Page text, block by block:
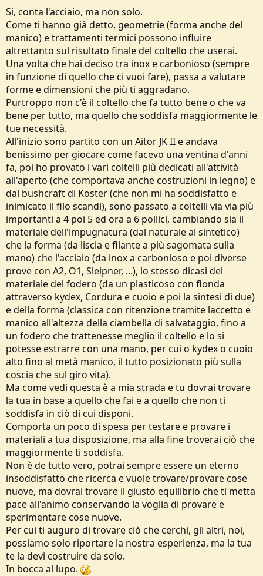
Si, conta l'acciaio, ma non solo.
Come ti hanno già detto, geometrie (forma anche del
manico) e trattamenti termici possono influire
altrettanto sul risultato finale del coltello che userai.
Una volta che hai deciso tra inox e carbonioso (sempre
in funzione di quello che ci vuoi fare), passa a valutare
forme e dimensioni che più ti aggradano.
Purtroppo non c'è il coltello che fa tutto bene o che va
bene per tutto, ma quello che soddisfa maggiormente le
tue necessità.
All'inizio sono partito con un Aitor JK II e andava
benissimo per giocare come facevo una ventina d'anni
fa, poi ho provato i vari coltelli più dedicati all'attività
all'aperto (che comportava anche costruzioni in legno) e
dal bushcraft di Koster (che non mi ha soddisfatto e
inimicato il filo scandi), sono passato a coltelli via via più
importanti a 4 poi 5 ed ora a 6 pollici, cambiando sia il
materiale dell'impugnatura (dal naturale al sintetico)
che la forma (da liscia e filante a più sagomata sulla
mano) che l'acciaio (da inox a carbonioso e poi diverse
prove con A2, O1, Sleipner, ...), lo stesso dicasi del
materiale del fodero (da un plasticoso con fionda
attraverso kydex, Cordura e cuoio e poi la sintesi di due)
e della forma (classica con ritenzione tramite laccetto e
manico all'altezza della ciambella di salvataggio, fino a
un fodero che trattenesse meglio il coltello e lo si
potesse estrarre con una mano, per cui o kydex o cuoio
alto fino al metà manico, il tutto posizionato più sulla
coscia che sul giro vita).
Ma come vedi questa è a mia strada e tu dovrai trovare
la tua in base a quello che fai e a quello che non ti
soddisfa in ciò di cui disponi.
Comporta un poco di spesa per testare e provare i
materiali a tua disposizione, ma alla fine troverai ciò che
maggiormente ti soddisfa.
Non è de tutto vero, potrai sempre essere un eterno
insoddisfatto che ricerca e vuole trovare/provare cose
nuove, ma dovrai trovare il giusto equilibrio che ti metta
pace all'animo conservando la voglia di provare e
sperimentare cose nuove.
Per cui ti auguro di trovare ciò che cerchi, gli altri, noi,
possiamo solo riportare la nostra esperienza, ma la tua
te la devi costruire da solo.
In bocca al lupo.